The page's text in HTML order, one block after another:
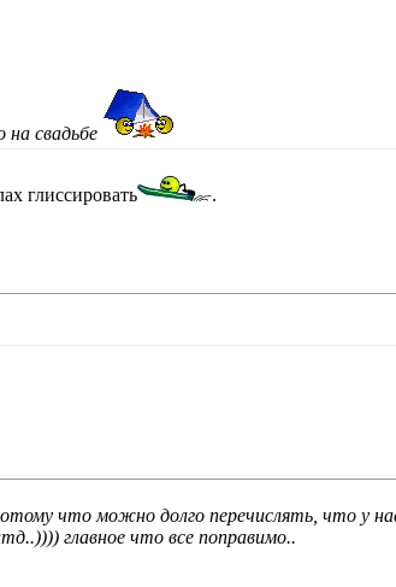
на свадьбе
глиссировать .
что можно долго перечислять, что у
главное что все поправимо..